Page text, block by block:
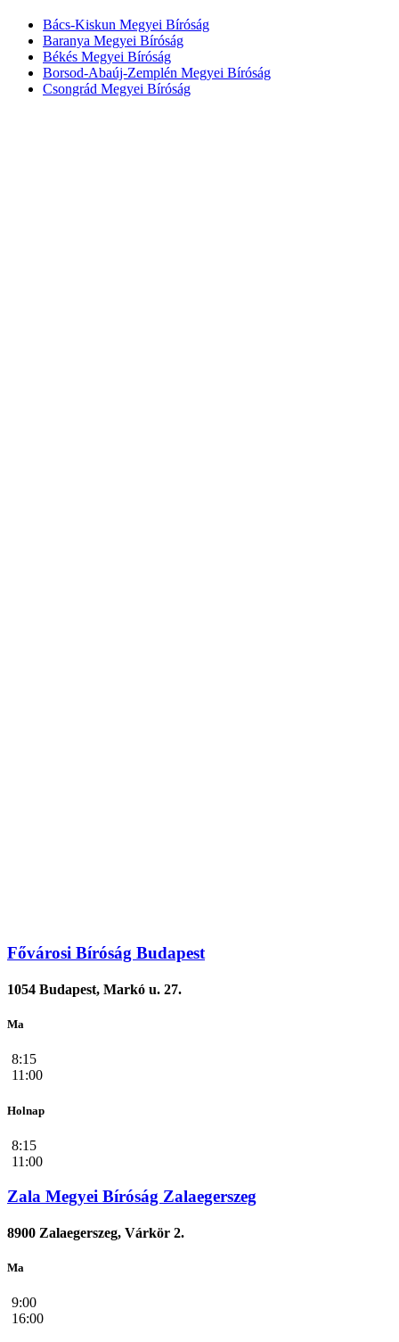
Bács-Kiskun Megyei Bíróság
Baranya Megyei Bíróság
Békés Megyei Bíróság
Borsod-Abaúj-Zemplén Megyei Bíróság
Csongrád Megyei Bíróság
Fővárosi Bíróság Budapest
1054 Budapest, Markó u. 27.
Ma
8:15
11:00
Holnap
8:15
11:00
Zala Megyei Bíróság Zalaegerszeg
8900 Zalaegerszeg, Várkör 2.
Ma
9:00
16:00